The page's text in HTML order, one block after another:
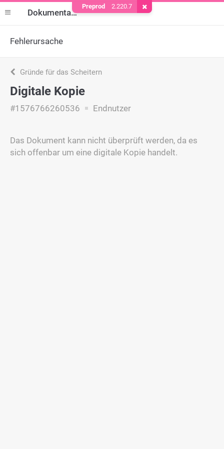
Dokumentation
Fehlerursache
Gründe für das Scheitern
Digitale Kopie
#1576766260536 Endnutzer
Das Dokument kann nicht überprüft werden, da es
sich offenbar um eine digitale Kopie handelt.
Preprod 2.220.7 Cookie entfernen